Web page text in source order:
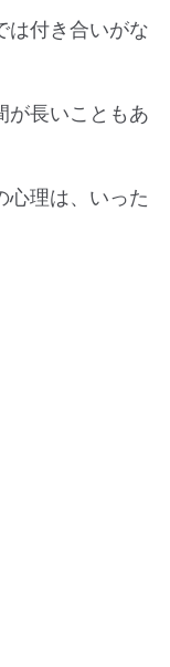
は付き合いがな
が長いこともあ
心理は、いった